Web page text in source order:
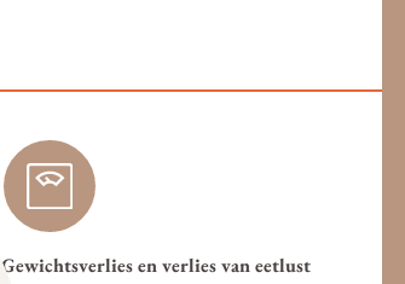
Gewichtsverlies en verlies van eetlust